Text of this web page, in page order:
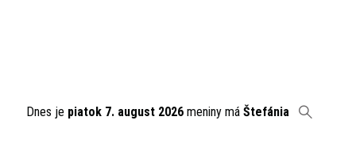
Dnes je piatok 7. august 2026 meniny má Štefánia